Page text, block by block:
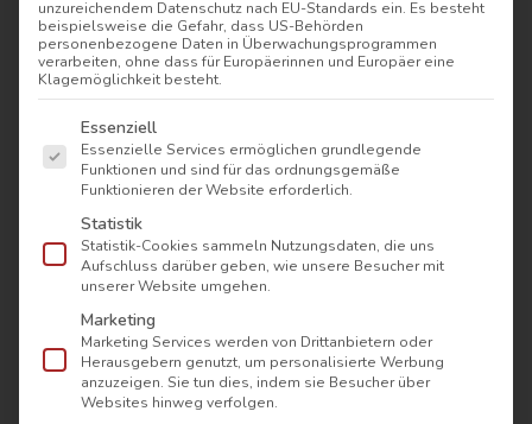
unzureichendem Datenschutz nach EU-Standards ein. Es besteht
beispielsweise die Gefahr, dass US-Behörden
personenbezogene Daten in Überwachungsprogrammen
verarbeiten, ohne dass für Europäerinnen und Europäer eine
Klagemöglichkeit besteht.
Es folgt eine Liste der Service-Gruppen, für die
Essenziell
Essenzielle Services ermöglichen grundlegende
Funktionen und sind für das ordnungsgemäße
Funktionieren der Website erforderlich.
Statistik
Statistik-Cookies sammeln Nutzungsdaten, die uns
Aufschluss darüber geben, wie unsere Besucher mit
unserer Website umgehen.
Marketing
Marketing Services werden von Drittanbietern oder
Herausgebern genutzt, um personalisierte Werbung
anzuzeigen. Sie tun dies, indem sie Besucher über
Websites hinweg verfolgen.